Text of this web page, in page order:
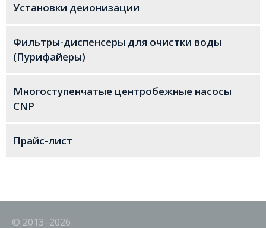
Установки деионизации
Фильтры-диспенсеры для очистки воды
(Пурифайеры)
Многоступенчатые центробежные насосы
CNP
Прайс-лист
© 2013–2026